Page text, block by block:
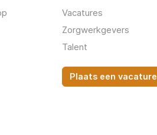
Vacatures
Zorgwerkgevers
Talent
Plaats een vacature